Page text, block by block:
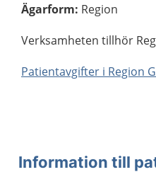
Ägarform: Region
Verksamheten tillhör
Patientavgifter i Region
Information till